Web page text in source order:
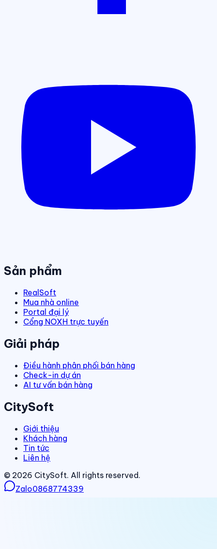
Sản phẩm
RealSoft
Mua nhà online
Portal đại lý
Cổng NOXH trực tuyến
Giải pháp
Điều hành phân phối bán hàng
Check-in dự án
AI tư vấn bán hàng
CitySoft
Giới thiệu
Khách hàng
Tin tức
Liên hệ
© 2026 CitySoft. All rights reserved.
Zalo0868774339